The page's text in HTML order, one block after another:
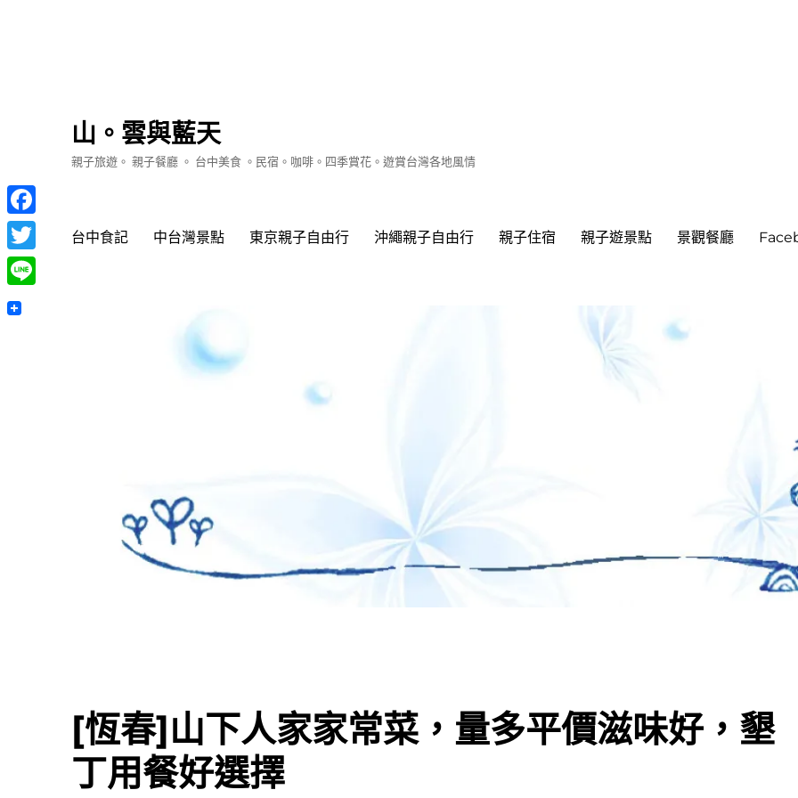
山。雲與藍天
親子旅遊。 親子餐廳 。 台中美食 。民宿。咖啡。四季賞花。遊賞台灣各地風情
台中食記 中台灣景點 東京親子自由行 沖繩親子自由行 親子住宿 親子遊景點 景觀餐廳
[恆春]山下人家家常菜，量多平價滋味好，墾
丁用餐好選擇
Facebook
Twitter
Line